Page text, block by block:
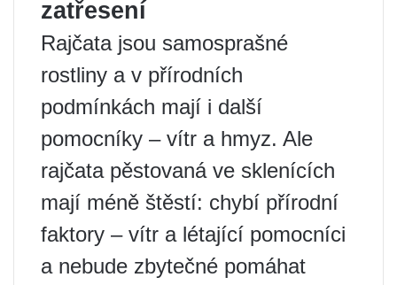
zatřesení
Rajčata jsou samosprašné
rostliny a v přírodních
podmínkách mají i další
pomocníky – vítr a hmyz. Ale
rajčata pěstovaná ve sklenících
mají méně štěstí: chybí přírodní
faktory – vítr a létající pomocníci
a nebude zbytečné pomáhat